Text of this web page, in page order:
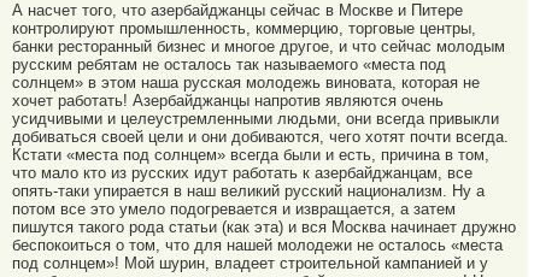
А насчет того, что азербайджанцы сейчас в Москве и Питере
контролируют промышленность, коммерцию, торговые центры,
банки ресторанный бизнес и многое другое, и что сейчас молодым
русским ребятам не осталось так называемого «места под
солнцем» в этом наша русская молодежь виновата, которая не
хочет работать! Азербайджанцы напротив являются очень
усидчивыми и целеустремленными людьми, они всегда привыкли
добиваться своей цели и они добиваются, чего хотят почти всегда.
Кстати «места под солнцем» всегда были и есть, причина в том,
что мало кто из русских идут работать к азербайджанцам, все
опять-таки упирается в наш великий русский национализм. Ну а
потом все это умело подогревается и извращается, а затем
пишутся такого рода статьи (как эта) и вся Москва начинает дружно
беспокоиться о том, что для нашей молодежи не осталось «места
под солнцем»! Мой шурин, владеет строительной кампанией и у